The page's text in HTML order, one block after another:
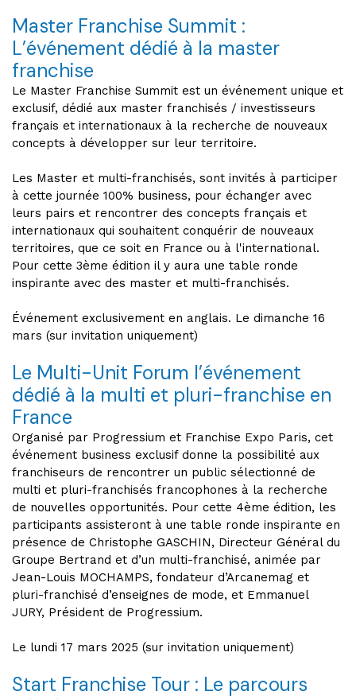
Master Franchise Summit :
L’événement dédié à la master
franchise
Le Master Franchise Summit est un événement unique et
exclusif, dédié aux master franchisés / investisseurs
français et internationaux à la recherche de nouveaux
concepts à développer sur leur territoire.
Les Master et multi-franchisés, sont invités à participer
à cette journée 100% business, pour échanger avec
leurs pairs et rencontrer des concepts français et
internationaux qui souhaitent conquérir de nouveaux
territoires, que ce soit en France ou à l'international.
Pour cette 3ème édition il y aura une table ronde
inspirante avec des master et multi-franchisés.
Événement exclusivement en anglais. Le dimanche 16
mars (sur invitation uniquement)
Le Multi-Unit Forum l’événement
dédié à la multi et pluri-franchise en
France
Organisé par Progressium et Franchise Expo Paris, cet
événement business exclusif donne la possibilité aux
franchiseurs de rencontrer un public sélectionné de
multi et pluri-franchisés francophones à la recherche
de nouvelles opportunités. Pour cette 4ème édition, les
participants assisteront à une table ronde inspirante en
présence de Christophe GASCHIN, Directeur Général du
Groupe Bertrand et d’un multi-franchisé, animée par
Jean-Louis MOCHAMPS, fondateur d’Arcanemag et
pluri-franchisé d’enseignes de mode, et Emmanuel
JURY, Président de Progressium.
Le lundi 17 mars 2025 (sur invitation uniquement)
Start Franchise Tour : Le parcours